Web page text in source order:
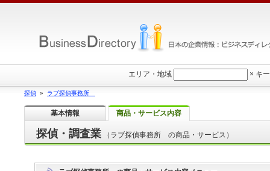
探偵・調査業 （ラブ探偵事務所 の商品・サービス）
エリア・地域 × キ
探偵 » ラブ探偵事務所
基本情報 商品・サービス内容